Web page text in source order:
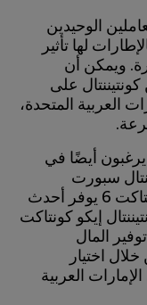
الوحيدين
لها تأثير
ويمكن أن
على
العربية المتحدة،
يرغبون أيضًا في
سبورت
كونتاكت 5 مثاليًا. في حين أن إيكو كونتاكت 6 يوفر أحدث
إيكو كونتاكت
المال
اختيار
العربية